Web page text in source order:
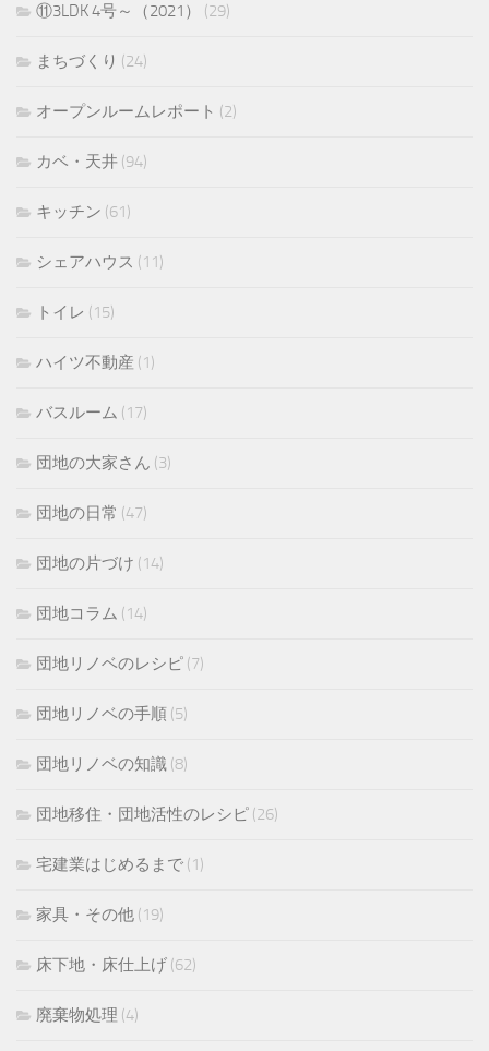
⑪3LDK 4号～（2021） (29)
まちづくり (24)
オープンルームレポート (2)
カベ・天井 (94)
キッチン (61)
シェアハウス (11)
トイレ (15)
ハイツ不動産 (1)
バスルーム (17)
団地の大家さん (3)
団地の日常 (47)
団地の片づけ (14)
団地コラム (14)
団地リノベのレシピ (7)
団地リノベの手順 (5)
団地リノベの知識 (8)
団地移住・団地活性のレシピ (26)
宅建業はじめるまで (1)
家具・その他 (19)
床下地・床仕上げ (62)
廃棄物処理 (4)